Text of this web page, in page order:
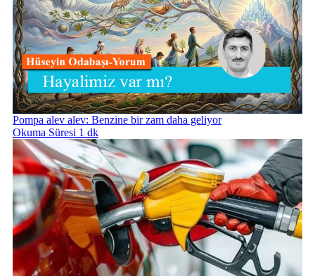
Pompa alev alev: Benzine bir zam daha geliyor
Okuma Süresi 1 dk